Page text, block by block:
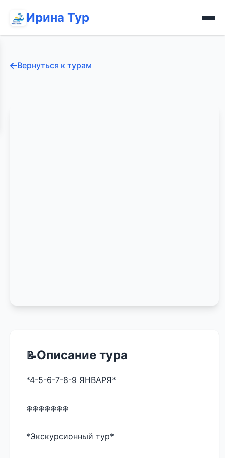
Ирина Тур
Вернуться к турам
Описание тура
*4-5-6-7-8-9 ЯНВАРЯ*
❄️❄️❄️❄️❄️❄️❄️
*Экскурсионный тур*